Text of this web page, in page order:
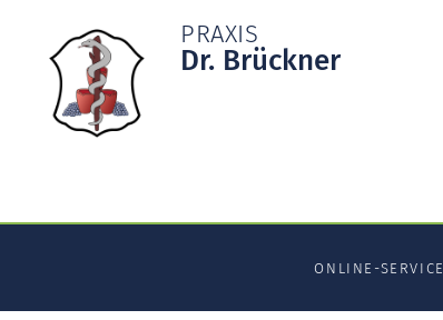
PRAXIS
Dr. Brückner
ONLINE-SERVICE